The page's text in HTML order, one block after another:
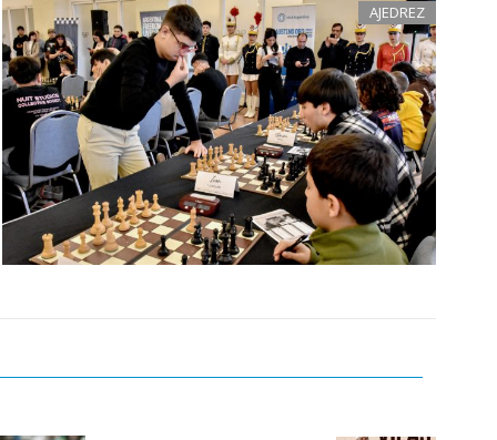
AJEDREZ